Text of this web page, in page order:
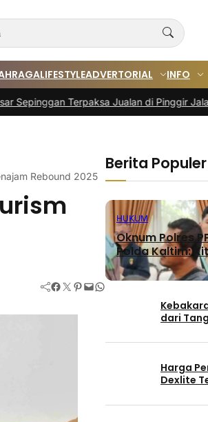
LIFESTYLEADVERTORIAL INFO
Jualan di Pinggir Jalan| Program
Rebound 2025
Facebook Twitter Pinterest Mail WhatsApp
Berita Populer
HUKUM
Oknum Polres
Polda Kaltim:
dari
Harga
Dexlite